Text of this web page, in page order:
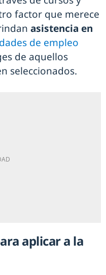
factor que merece
asistencia en
de empleo
de aquellos
seleccionados.
aplicar a la